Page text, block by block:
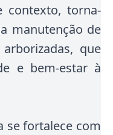
contexto, torna-
manutenção de
que
e bem-estar à
se fortalece com